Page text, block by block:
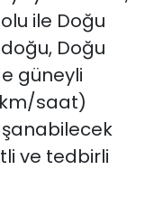
ile Doğu
Doğu
güneyli
saat)
ve tedbirli